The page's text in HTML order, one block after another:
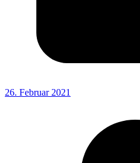
26. Februar 2021